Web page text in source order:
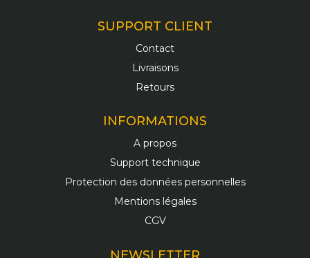
SUPPORT CLIENT
Contact
Livraisons
Retours
INFORMATIONS
A propos
Support technique
Protection des données personnelles
Mentions légales
CGV
NEWSLETTER